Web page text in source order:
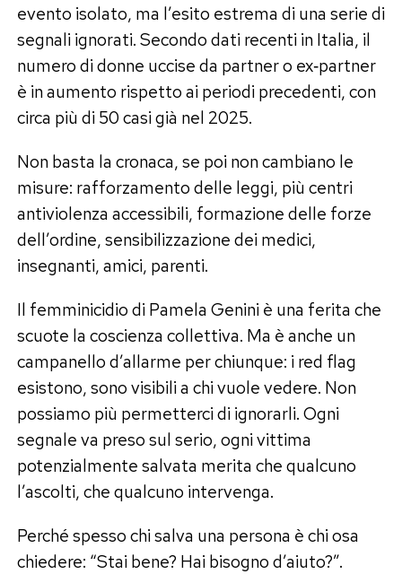
evento isolato, ma l’esito estrema di una serie di
segnali ignorati. Secondo dati recenti in Italia, il
numero di donne uccise da partner o ex‐partner
è in aumento rispetto ai periodi precedenti, con
circa più di 50 casi già nel 2025.
Non basta la cronaca, se poi non cambiano le
misure: rafforzamento delle leggi, più centri
antiviolenza accessibili, formazione delle forze
dell’ordine, sensibilizzazione dei medici,
insegnanti, amici, parenti.
Il femminicidio di Pamela Genini è una ferita che
scuote la coscienza collettiva. Ma è anche un
campanello d’allarme per chiunque: i red flag
esistono, sono visibili a chi vuole vedere. Non
possiamo più permetterci di ignorarli. Ogni
segnale va preso sul serio, ogni vittima
potenzialmente salvata merita che qualcuno
l’ascolti, che qualcuno intervenga.
Perché spesso chi salva una persona è chi osa
chiedere: “Stai bene? Hai bisogno d’aiuto?”.